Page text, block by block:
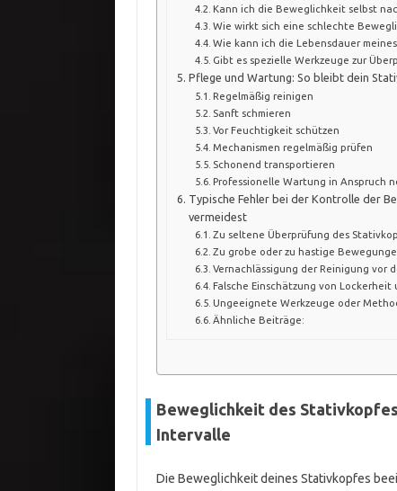
Kann ich die Beweglichkeit selbst
Wie wirkt sich eine schlechte
Wie kann ich die Lebensdauer
Gibt es spezielle Werkzeuge zur
Pflege und Wartung: So bleibt dein
Regelmäßig reinigen
Sanft schmieren
Vor Feuchtigkeit schützen
Mechanismen regelmäßig prüfen
Schonend transportieren
Professionelle Wartung in Anspruch
Typische Fehler bei der Kontrolle der
vermeidest
Zu seltene Überprüfung des
Zu grobe oder zu hastige
Vernachlässigung der Reinigung vor
Falsche Einschätzung von Lockerheit
Ungeeignete Werkzeuge oder
Ähnliche Beiträge:
Beweglichkeit des
Intervalle
Die Beweglichkeit deines Stativkopfes